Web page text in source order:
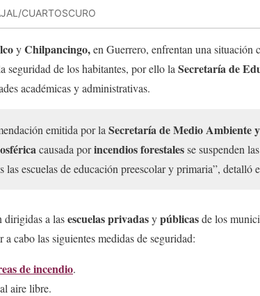
CUARTOSCURO
yChilpancingo,en Guerrero, enfrentan una situación
seguridad de los habitantes, por ello la Secretaría de
académicas y administrativas.
emitida por la Secretaría de Medio Ambiente
causada porincendios forestalesse suspenden
las escuelas de educación preescolar y primaria”, detalló
dirigidas a lasescuelas privadasypúblicasde los
cabo las siguientes medidas de seguridad:
de incendio.
aire libre.